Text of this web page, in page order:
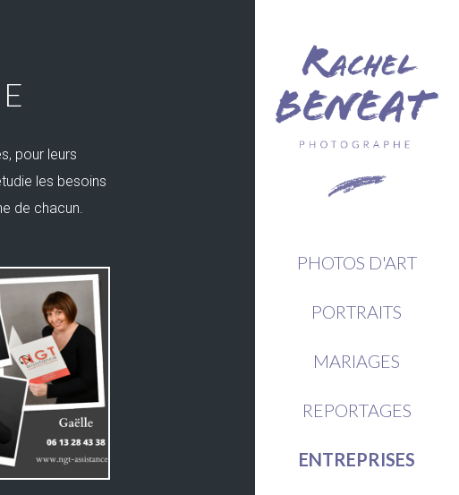
PHOTOS D'ART
PORTRAITS
MARIAGES
REPORTAGES
ENTREPRISES
pour leurs
les besoins
de chacun.